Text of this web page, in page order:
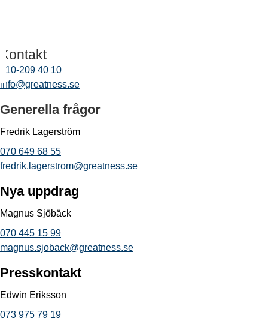
Kontakt
010-209 40 10
info@greatness.se
Generella frågor
Fredrik Lagerström
070 649 68 55
fredrik.lagerstrom@greatness.se
Nya uppdrag
Magnus Sjöbäck
070 445 15 99
magnus.sjoback@greatness.se
Presskontakt
Edwin Eriksson
073 975 79 19